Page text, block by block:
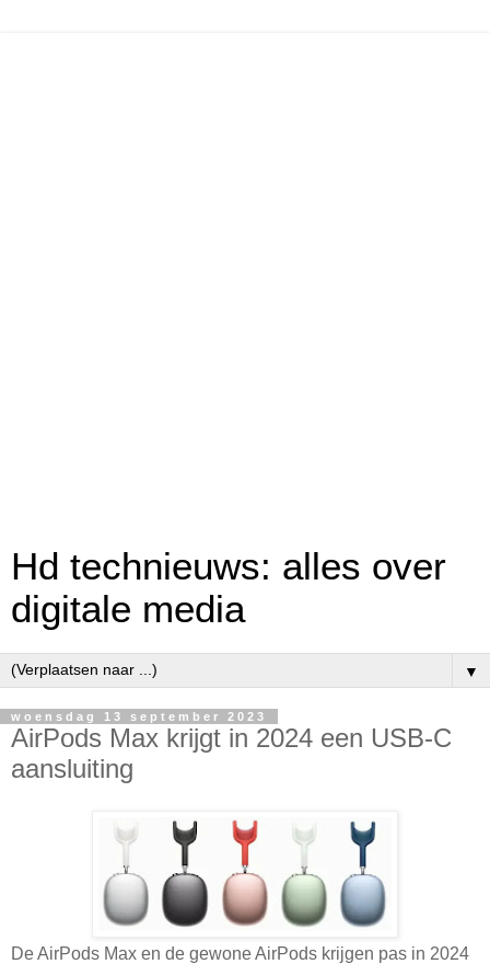
Hd technieuws: alles over
digitale media
▼
woensdag 13 september 2023
AirPods Max krijgt in 2024 een USB-C
aansluiting
De AirPods Max en de gewone AirPods krijgen pas in 2024